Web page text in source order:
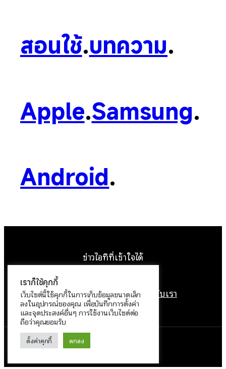
สอนใช้.บทความ.
Apple.Samsung.
Android.
ข่าวไอทีที่เข้าใจได้
หน้าแรกติดต่อเราลิขสิทธิ์เกี่ยวกับเรา
นโยบายข้อมูลส่วนบุคคล
ทำงานด้วย
เราก็ใช้คุกกี้
เว็บไซต์นี้ใช้คุกกี้ในการเก็บข้อมูลขนาดเล็ก
ลงในอุปกรณ์ของคุณ เพื่อบันทึกการตั้งค่า
และจุดประสงค์อื่นๆ การใช้งานเว็บไซต์ต่อ
ถือว่าคุณยอมรับ
ตั้งค่าคุกกี้ ตกลง